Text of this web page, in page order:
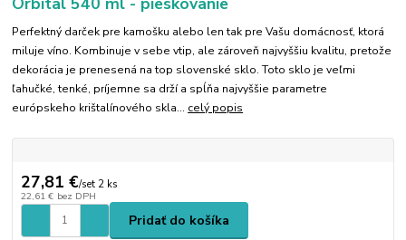
Perfektný darček pre kamošku alebo len tak pre Vašu domácnosť, ktorá
miluje víno. Kombinuje v sebe vtip, ale zároveň najvyššiu kvalitu, pretože
dekorácia je prenesená na top slovenské sklo. Toto sklo je veľmi
ľahučké, tenké, príjemne sa drží a spĺňa najvyššie parametre
európskeho krištalínového skla... celý popis
27,81 €/set 2 ks
22,61 € bez DPH
Pridať do košíka